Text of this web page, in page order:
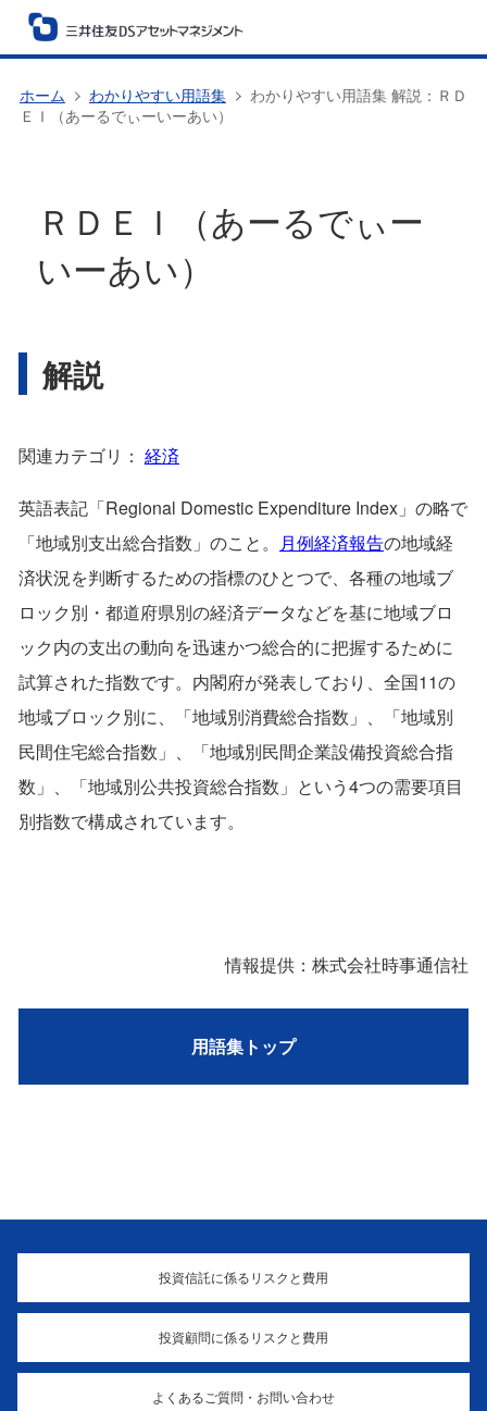
ホーム わかりやすい用語集
わかりやすい用語集 解説：ＲＤ
ＥＩ（あーるでぃーいーあい）
ＲＤＥＩ（あーるでぃー
いーあい）
解説
関連カテゴリ： 経済
英語表記「Regional Domestic Expenditure Index」の略で
「地域別支出総合指数」のこと。 月例経済報告の地域経
済状況を判断するための指標のひとつで、各種の地域ブ
ロック別・都道府県別の経済データなどを基に地域ブロ
ック内の支出の動向を迅速かつ総合的に把握するために
試算された指数です。内閣府が発表しており、全国11の
地域ブロック別に、「地域別消費総合指数」、「地域別
民間住宅総合指数」、「地域別民間企業設備投資総合指
数」、「地域別公共投資総合指数」という4つの需要項目
別指数で構成されています。
情報提供：株式会社時事通信社
用語集トップ
投資信託に係るリスクと費用
投資顧問に係るリスクと費用
よくあるご質問・お問い合わせ